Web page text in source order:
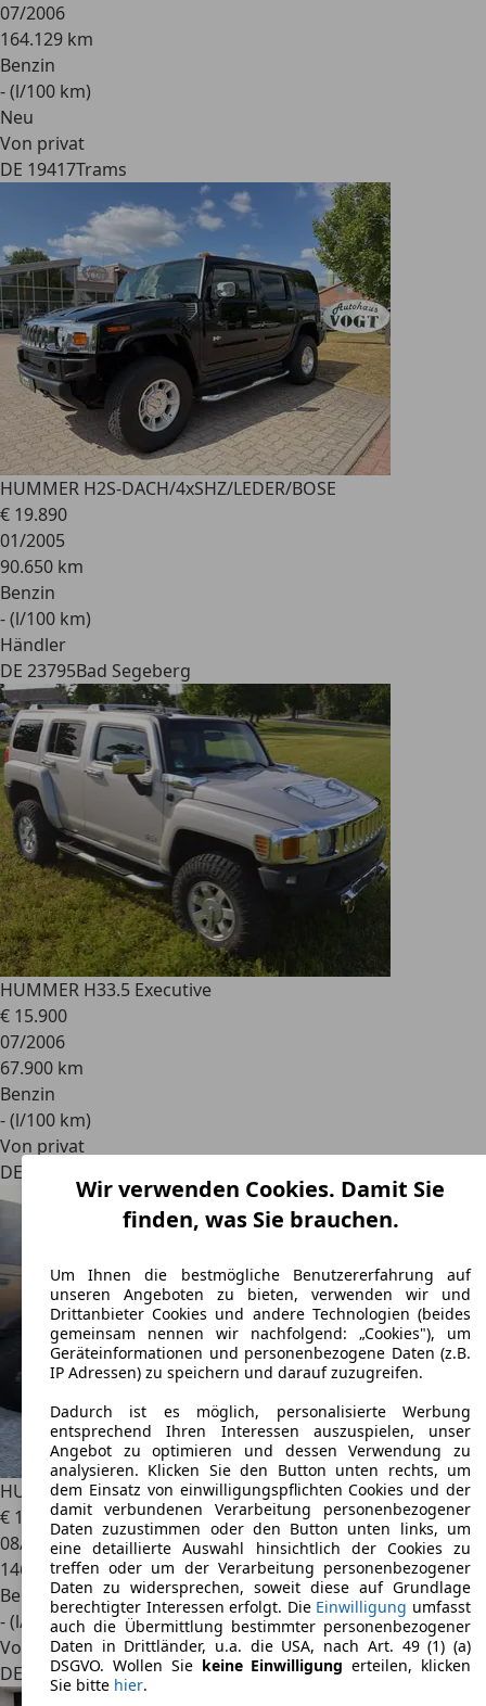
07/2006
164.129 km
Benzin
- (l/100 km)
Neu
Von privat
DE 19417Trams
HUMMER H2S-DACH/4xSHZ/LEDER/BOSE
€ 19.890
01/2005
90.650 km
Benzin
- (l/100 km)
Händler
DE 23795Bad Segeberg
HUMMER H33.5 Executive
€ 15.900
07/2006
67.900 km
Benzin
- (l/100 km)
Von privat
DE 06268
HUMMER H2Leder Xenon LED
€ 17.900
08/2004
146.000 km
Benzin
- (l/100 km)
Von privat
DE 66693Mettlach
Wir verwenden Cookies. Damit Sie
finden, was Sie brauchen.
Um Ihnen die bestmögliche Benutzererfahrung auf
unseren Angeboten zu bieten, verwenden wir und
Drittanbieter Cookies und andere Technologien (beides
gemeinsam nennen wir nachfolgend: „Cookies"), um
Geräteinformationen und personenbezogene Daten (z.B.
IP Adressen) zu speichern und darauf zuzugreifen.
Dadurch ist es möglich, personalisierte Werbung
entsprechend Ihren Interessen auszuspielen, unser
Angebot zu optimieren und dessen Verwendung zu
analysieren. Klicken Sie den Button unten rechts, um
dem Einsatz von einwilligungspflichten Cookies und der
damit verbundenen Verarbeitung personenbezogener
Daten zuzustimmen oder den Button unten links, um
eine detaillierte Auswahl hinsichtlich der Cookies zu
treffen oder um der Verarbeitung personenbezogener
Daten zu widersprechen, soweit diese auf Grundlage
berechtigter Interessen erfolgt. Die Einwilligung umfasst
auch die Übermittlung bestimmter personenbezogener
Daten in Drittländer, u.a. die USA, nach Art. 49 (1) (a)
DSGVO. Wollen Sie keine Einwilligung erteilen, klicken
Sie bitte hier.